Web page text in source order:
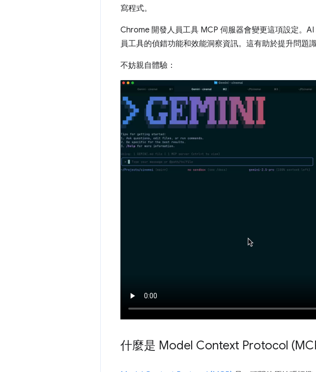
寫程式。
Chrome 開發人員工具 MCP 伺服器會變更這項設定。
員工具的偵錯功能和效能洞察資訊。這有助於提升問題
不妨親自體驗：
什麼是 Model Context Protocol